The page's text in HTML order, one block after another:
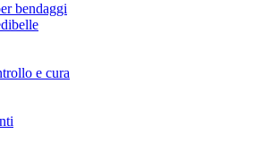
bendaggi
e cura